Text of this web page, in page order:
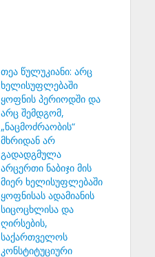
თეა წულუკიანი: არც
ხელისუფლებაში
ყოფნის პერიოდში და
არც შემდგომ,
„ნაცმოძრაობის“
მხრიდან არ
გადადგმულა
არცერთი ნაბიჯი მის
მიერ ხელისუფლებაში
ყოფნისას ადამიანის
სიცოცხლისა და
ღირსების,
საქართველოს
კონსტიტუციური